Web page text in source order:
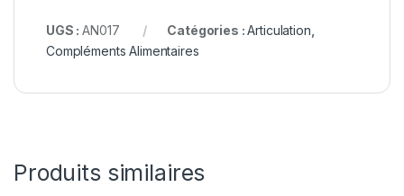
UGS :AN017 Catégories :Articulation
Compléments Alimentaires
Produits similaires